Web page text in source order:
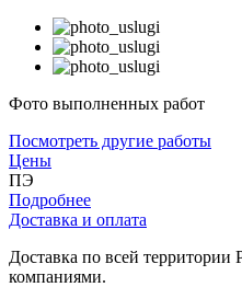
Фото выполненных работ
Посмотреть другие работы
Цены
ПЭ
Подробнее
Доставка и оплата
Доставка по всей
компаниями.